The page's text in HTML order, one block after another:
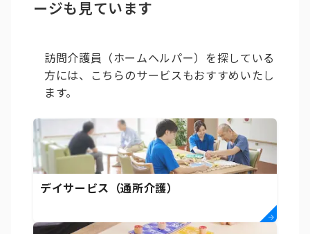
ージも見ています
訪問介護員（ホームヘルパー）を探している
方には、こちらのサービスもおすすめいたし
ます。
デイサービス（通所介護）